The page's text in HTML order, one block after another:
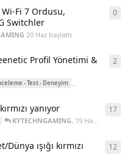
Fi 7 Ordusu,
Switchler
20 Haz başlattı
0
Profil Yönetimi &
- Test - Deneyim
2
yanıyor
KYTECHNGAMING, 19 Haz yanıtladı
17
ışığı kırmızı
12